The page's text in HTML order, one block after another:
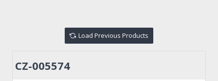
Load Previous Products
CZ-005574